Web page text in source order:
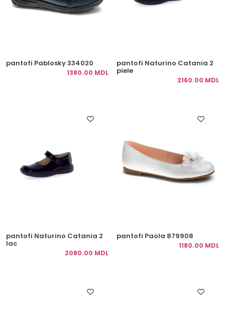
pantofi Pablosky 334020
1380.00 MDL
pantofi Naturino Catania 2
piele
2160.00 MDL
pantofi Naturino Catania 2
lac
2080.00 MDL
pantofi Paola 879908
1180.00 MDL